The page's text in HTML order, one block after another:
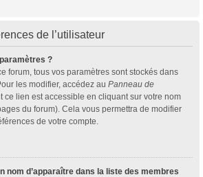
de l’utilisateur
?
forum, tous vos paramètres sont stockés dans
les modifier, accédez au Panneau de
ce lien est accessible en cliquant sur votre nom
du forum). Cela vous permettra de modifier
de votre compte.
nom d’apparaître dans la liste des membres